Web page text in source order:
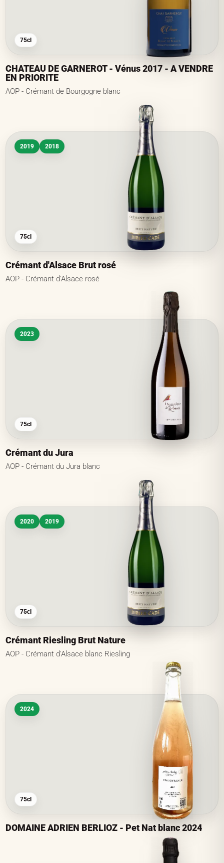
75cl
CHATEAU DE GARNEROT - Vénus 2017 - A VENDRE
EN PRIORITE
AOP - Crémant de Bourgogne blanc
2019 2018
75cl
Crémant d'Alsace Brut rosé
AOP - Crémant d'Alsace rosé
2023
75cl
Crémant du Jura
AOP - Crémant du Jura blanc
2020 2019
75cl
Crémant Riesling Brut Nature
AOP - Crémant d'Alsace blanc Riesling
2024
75cl
DOMAINE ADRIEN BERLIOZ - Pet Nat blanc 2024